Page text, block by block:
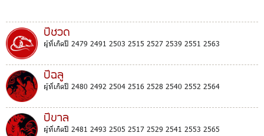
ปีชวด
ผู้ที่เกิดปี 2479 2491 2503 2515 2527 2539 2551 2563
ปีฉลู
ผู้ที่เกิดปี 2480 2492 2504 2516 2528 2540 2552 2564
ปีขาล
ผู้ที่เกิดปี 2481 2493 2505 2517 2529 2541 2553 2565